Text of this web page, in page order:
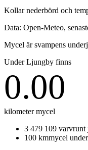
Kollar nederbörd och
Data: Open-Meteo,
Mycel är svampens
UnderLjungby finns
0.00
kilometer mycel
3 479 109 varvrunt
100 kmmycel